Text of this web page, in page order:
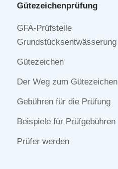
Gütezeichen­prüfung
Navigation
überspringen
GFA-Prüfstelle
Grundstücksentwässerung
Gütezeichen
Der Weg zum Gütezeichen
Gebühren für die Prüfung
Beispiele für Prüfgebühren
Prüfer werden